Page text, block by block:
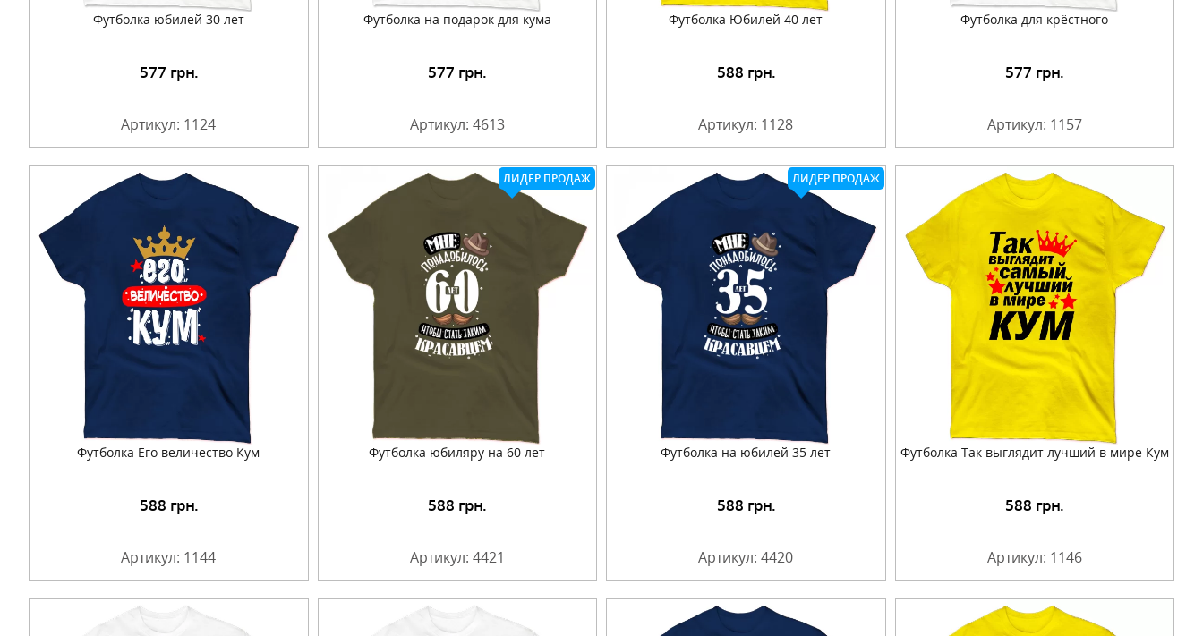
Футболка юбилей 30 лет
577 грн.
Артикул: 1124
Футболка на подарок для кума
Подробнее 577 грн.
Артикул: 4613
Футболка Юбилей 40 лет
Подробнее 588 грн.
Артикул: 1128
Футболка для крёстного
Подробнее 577 грн.
Артикул: 1157
Футболка Его величество Кум
588 грн.
Артикул: 1144
ЛИДЕР ПРОДАЖ
Футболка юбиляру на 60 лет
Подробнее 588 грн.
Артикул: 4421
ЛИДЕР ПРОДАЖ
Футболка на юбилей 35 лет
Подробнее 588 грн.
Артикул: 4420
Футболка Так выглядит лучший в мире Кум
Подробнее 588 грн.
Артикул: 1146